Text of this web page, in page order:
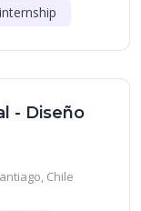
- Diseño
Chile